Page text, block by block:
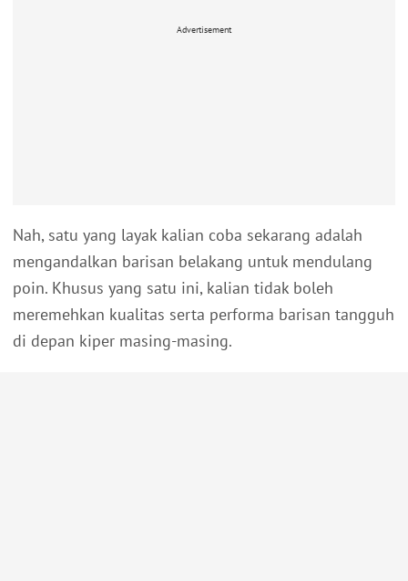
Advertisement
Nah, satu yang layak kalian coba sekarang adalah
mengandalkan barisan belakang untuk mendulang
poin. Khusus yang satu ini, kalian tidak boleh
meremehkan kualitas serta performa barisan tangguh
di depan kiper masing-masing.